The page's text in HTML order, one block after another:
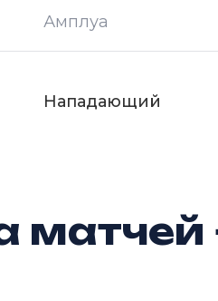
Амплуа
Нападающий